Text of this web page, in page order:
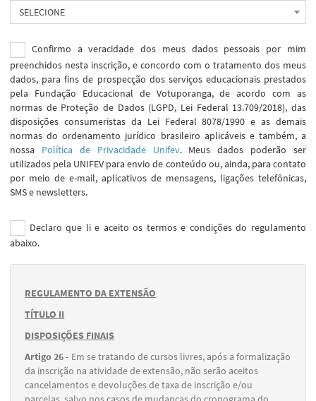
SELECIONE
Confirmo a veracidade dos meus dados pessoais por mim
preenchidos nesta inscrição, e concordo com o tratamento dos meus
dados, para fins de prospecção dos serviços educacionais prestados
pela Fundação Educacional de Votuporanga, de acordo com as
normas de Proteção de Dados (LGPD, Lei Federal 13.709/2018), das
disposições consumeristas da Lei Federal 8078/1990 e as demais
normas do ordenamento jurídico brasileiro aplicáveis e também, a
nossa Política de Privacidade Unifev. Meus dados poderão ser
utilizados pela UNIFEV para envio de conteúdo ou, ainda, para contato
por meio de e-mail, aplicativos de mensagens, ligações telefônicas,
SMS e newsletters.
Declaro que li e aceito os termos e condições do regulamento
abaixo.
REGULAMENTO DA EXTENSÃO
TÍTULO II
DISPOSIÇÕES FINAIS
Artigo 26 - Em se tratando de cursos livres, após a formalização
da inscrição na atividade de extensão, não serão aceitos
cancelamentos e devoluções de taxa de inscrição e/ou